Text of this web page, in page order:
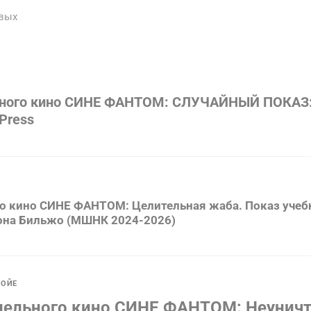
кино СИНЕ ФАНТОМ: СЛУЧАЙНЫЙ
кино СИНЕ ФАНТОМ: Целительная жаба. Показ
Бильжо (МШНК 2024-2026)